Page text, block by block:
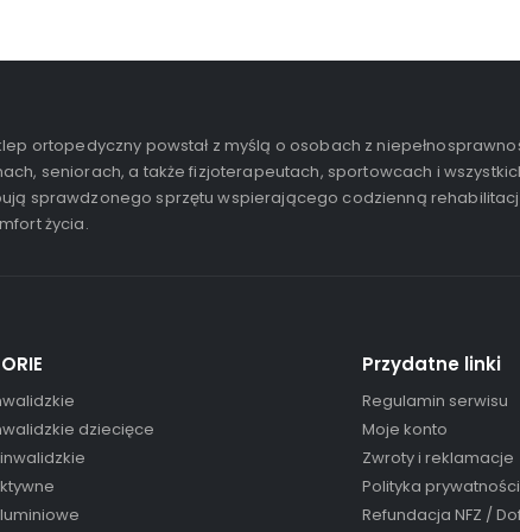
ortopedyczny powstał z myślą o osobach z
seniorach, a także fizjoterapeutach, sportowcach i
sprawdzonego sprzętu wspierającego codzienną
życia.
dziecięce
Przydatne linki
Regulamin serwisu
Moje konto
Zwroty i reklamacje
Polityka prywatności
Refundacja NFZ /